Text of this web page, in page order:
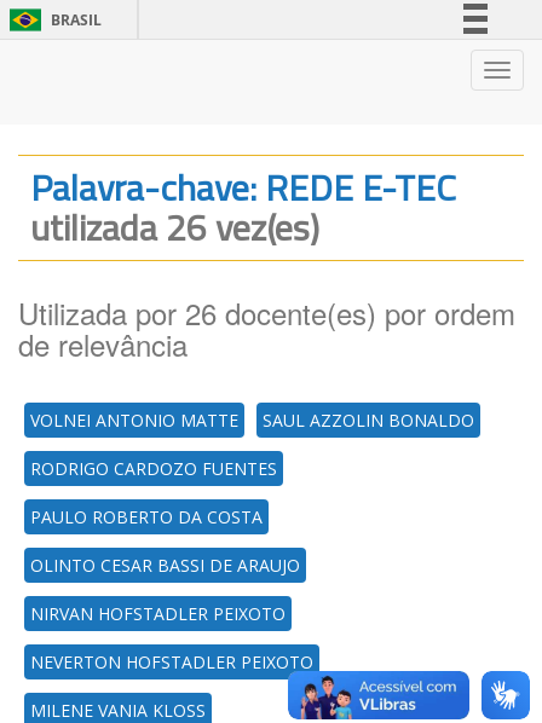
BRASIL
Legislação
Palavra-chave: REDE E-TEC
utilizada 26 vez(es)
Utilizada por 26 docente(es) por ordem
de relevância
VOLNEI ANTONIO MATTE SAUL AZZOLIN BONALDO
RODRIGO CARDOZO FUENTES
PAULO ROBERTO DA COSTA
OLINTO CESAR BASSI DE ARAUJO
NIRVAN HOFSTADLER PEIXOTO
NEVERTON HOFSTADLER PEIXOTO
MILENE VANIA KLOSS